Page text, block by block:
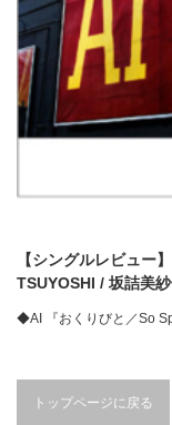
【シングルレビュー
TSUYOSHI / 坂詰美
◆AI 『おくりびと／So
トップページに戻る